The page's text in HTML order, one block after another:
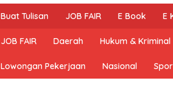
Buat Tulisan JOB FAIR E Book E
JOB FAIR Daerah Hukum & Kriminal
Lowongan Pekerjaan Nasional